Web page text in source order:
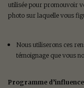
utilisée pour promouvoir
photo sur laquelle vous
Nous utiliserons ces
témoignage que vous
Programme